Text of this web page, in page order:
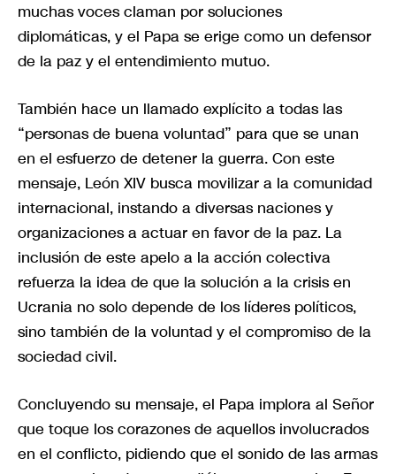
muchas voces claman por soluciones
diplomáticas, y el Papa se erige como un defensor
de la paz y el entendimiento mutuo.
También hace un llamado explícito a todas las
“personas de buena voluntad” para que se unan
en el esfuerzo de detener la guerra. Con este
mensaje, León XIV busca movilizar a la comunidad
internacional, instando a diversas naciones y
organizaciones a actuar en favor de la paz. La
inclusión de este apelo a la acción colectiva
refuerza la idea de que la solución a la crisis en
Ucrania no solo depende de los líderes políticos,
sino también de la voluntad y el compromiso de la
sociedad civil.
Concluyendo su mensaje, el Papa implora al Señor
que toque los corazones de aquellos involucrados
en el conflicto, pidiendo que el sonido de las armas